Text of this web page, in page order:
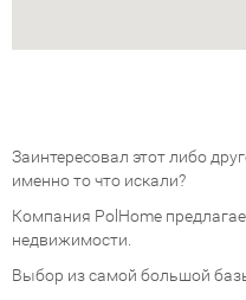
Заинтересовал этот либо
именно то что искали?
Компания PolHome
недвижимости.
Выбор из самой большой